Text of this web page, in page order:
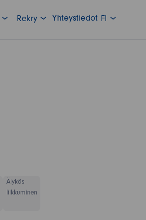
Rekry Yhteystiedot FI
Älykäs
liikkuminen